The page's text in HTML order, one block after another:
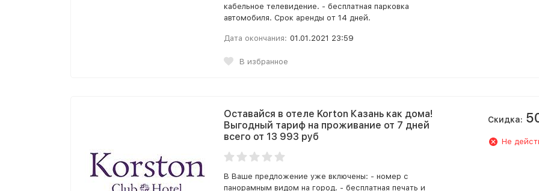
кабельное телевидение. - бесплатная парковка
автомобиля. Срок аренды от 14 дней.
Дата окончания: 01.01.2021 23:59
В избранное
Оставайся в отеле Korton Казань как дома!
Выгодный тариф на проживание от 7 дней
всего от 13 993 руб
В Ваше предложение уже включены: - номер с
панорамным видом на город. - бесплатная печать и
Скидка:
Не